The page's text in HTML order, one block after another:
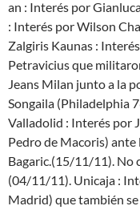
an : Interés por
: Interés por Wilson
Zalgiris Kaunas :
Petravicius que
Jeans Milan junto a la
Songaila (Philadelphia
Valladolid : Interés por
Pedro de Macoris)
Bagaric.(15/11/11). No
(04/11/11). Unicaja :
Madrid) que también